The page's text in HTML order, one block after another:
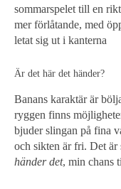
sommarspelet till en
mer förlåtande, med
letat sig ut i kanterna
Är det här det händer?
Banans karaktär är
ryggen finns
bjuder slingan på fina
och sikten är fri. Det är
händer det, min chans